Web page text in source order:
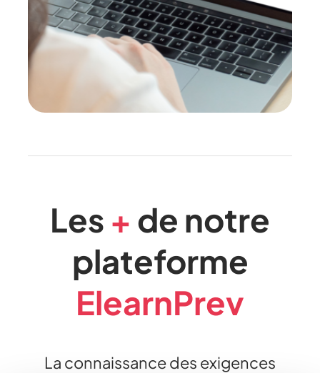
Les + de notre
plateforme
ElearnPrev
La connaissance des exigences